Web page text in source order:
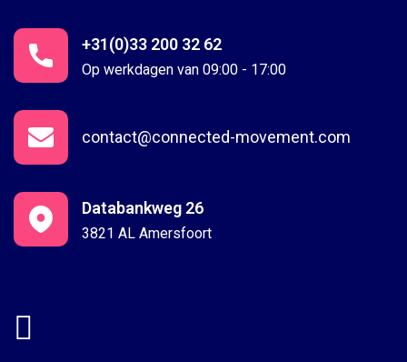
Op werkdagen van 09:00 - 17:00
+31(0)33 200 32 62
contact@connected-movement.com
3821 AL Amersfoort
Databankweg 26